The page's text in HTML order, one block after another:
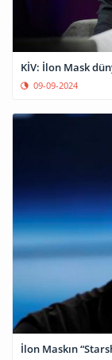
KİV: İlon Mask
09-09-2024
İlon Maskın